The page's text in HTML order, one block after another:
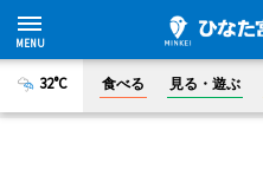
32°C 食べる 見る・遊ぶ